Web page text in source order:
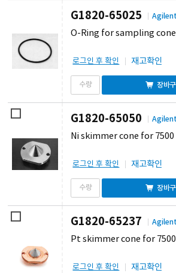
G1820-65025 Agilent
O-Ring for sampling
로그인 후 확인 재고확인
장바구
G1820-65050 Agilent
Ni skimmer cone for
로그인 후 확인 재고확인
장바구
G1820-65237 Agilent
Pt skimmer cone for
로그인 후 확인 재고확인